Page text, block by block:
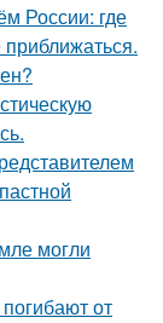
России: где
могли
от